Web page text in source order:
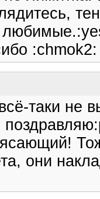
:chmok2:
таки не
они